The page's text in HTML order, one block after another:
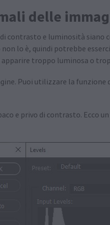
delle
contrasto e luminosità
lo è, quindi potrebbe
troppo luminosa o
Puoi utilizzare la
e privo di contrasto. Ecco